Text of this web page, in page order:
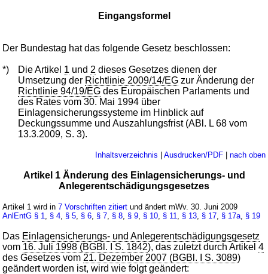
Eingangsformel
Der Bundestag hat das folgende Gesetz beschlossen:
*) Die Artikel 1 und 2 dieses Gesetzes dienen der
Umsetzung der Richtlinie 2009/14/EG zur Änderung der
Richtlinie 94/19/EG des Europäischen Parlaments und
des Rates vom 30. Mai 1994 über
Einlagensicherungssysteme im Hinblick auf
Deckungssumme und Auszahlungsfrist (ABl. L 68 vom
13.3.2009, S. 3).
Inhaltsverzeichnis | Ausdrucken/PDF| nach oben
Artikel 1 Änderung des Einlagensicherungs- und
Anlegerentschädigungsgesetzes
Artikel 1 wird in7 Vorschriften zitiert und ändert mWv. 30. Juni 2009
AnlEntG § 1 § 4 § 5 § 6 § 7 § 8 § 9 § 10 § 11 § 13 § 17 § 17a § 19
Das Einlagensicherungs- und Anlegerentschädigungsgesetz
vom 16. Juli 1998 (BGBl. I S. 1842), das zuletzt durch Artikel4
des Gesetzes vom 21. Dezember 2007 (BGBl. I S. 3089)
geändert worden ist, wird wie folgt geändert: